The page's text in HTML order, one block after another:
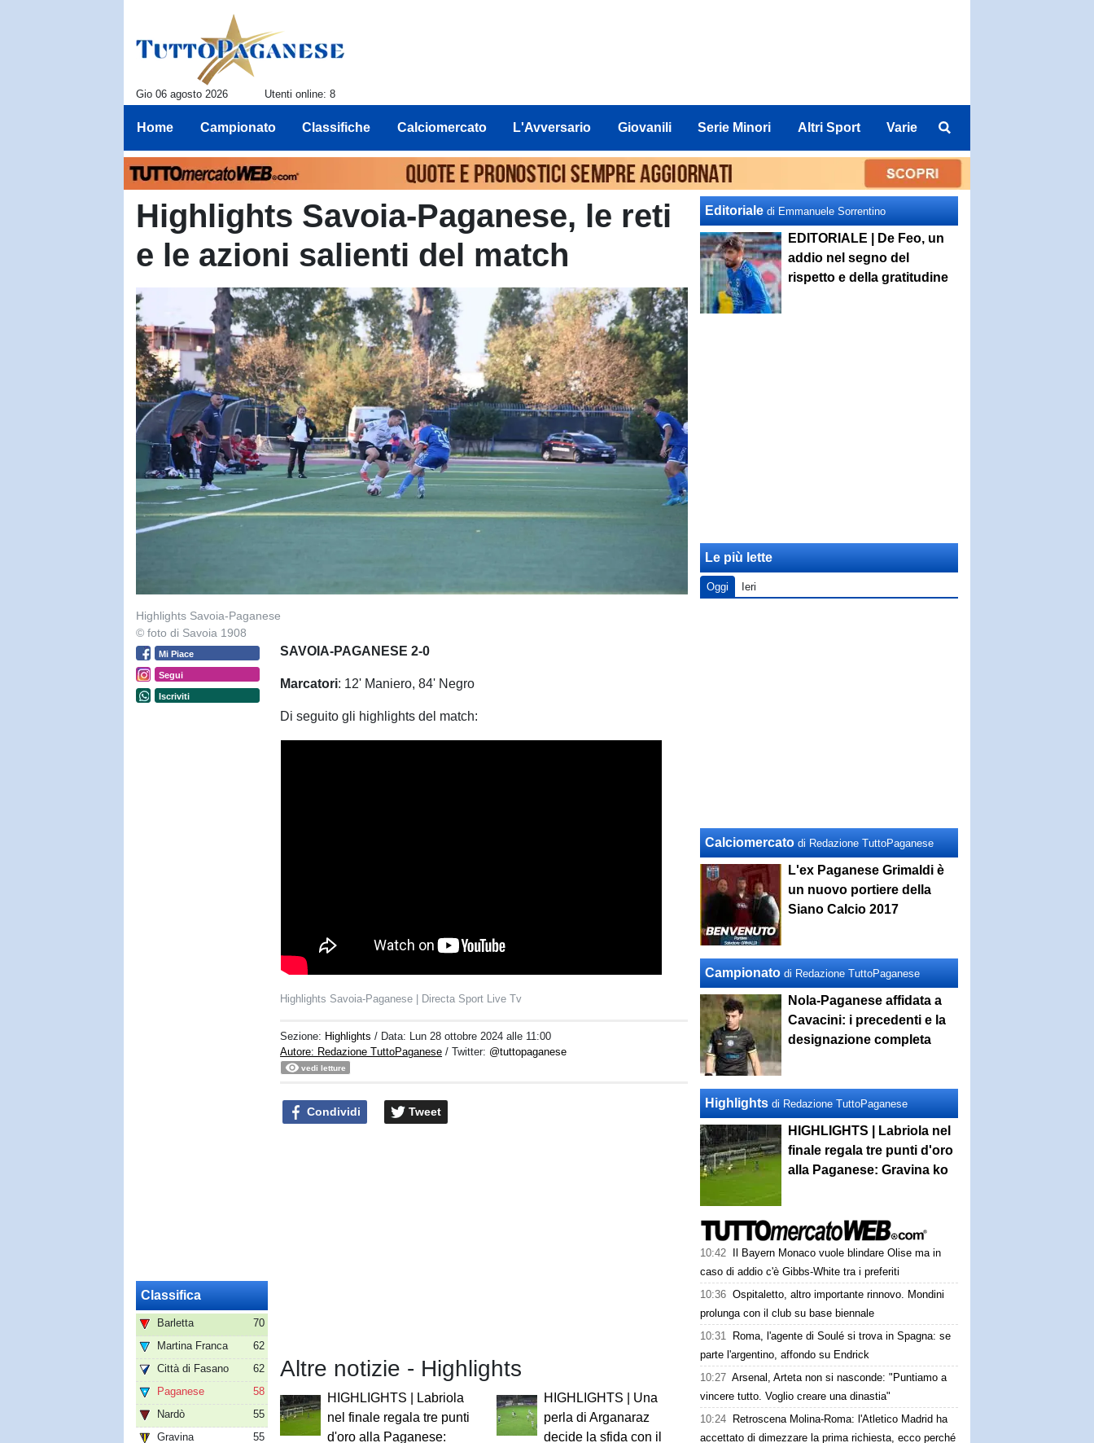
Gio 06 agosto 2026 Utenti online: 8
Home Campionato Classifiche Calciomercato L'Avversario Giovanili Serie Minori Altri Sport Varie
Highlights Savoia-Paganese, le reti
e le azioni salienti del match
Highlights Savoia-Paganese
© foto di Savoia 1908
Mi Piace
Segui
Iscriviti
Classifica
Barletta
70
Martina Franca
62
Città di Fasano
62
Paganese
58
Nardò
55
Gravina
55
SAVOIA-PAGANESE 2-0
Marcatori: 12' Maniero, 84' Negro
Di seguito gli highlights del match:
Highlights Savoia-Paganese | Directa Sport Live Tv
Sezione: Highlights / Data: Lun 28 ottobre 2024 alle 11:00
Autore: Redazione TuttoPaganese / Twitter: @tuttopaganese
vedi letture
Condividi Tweet
Altre notizie - Highlights
HIGHLIGHTS | Labriola
nel finale regala tre punti
d'oro alla Paganese:
HIGHLIGHTS | Una
perla di Arganaraz
decide la sfida con il
Editoriale di Emmanuele Sorrentino
EDITORIALE | De Feo, un
addio nel segno del
rispetto e della gratitudine
Le più lette
Oggi Ieri
Calciomercato di Redazione TuttoPaganese
L'ex Paganese Grimaldi è
un nuovo portiere della
Siano Calcio 2017
Campionato di Redazione TuttoPaganese
Nola-Paganese affidata a
Cavacini: i precedenti e la
designazione completa
Highlights di Redazione TuttoPaganese
HIGHLIGHTS | Labriola nel
finale regala tre punti d'oro
alla Paganese: Gravina ko
10:42
Il Bayern Monaco vuole blindare Olise ma in
caso di addio c'è Gibbs-White tra i preferiti
10:36 Ospitaletto, altro importante rinnovo. Mondini
prolunga con il club su base biennale
10:31
Roma, l'agente di Soulé si trova in Spagna: se
parte l'argentino, affondo su Endrick
10:27 Arsenal, Arteta non si nasconde: "Puntiamo a
vincere tutto. Voglio creare una dinastia"
10:24
Retroscena Molina-Roma: l'Atletico Madrid ha
accettato di dimezzare la prima richiesta, ecco perché